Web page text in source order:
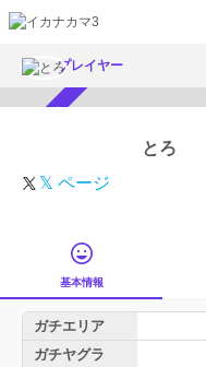
プレイヤー
とろ
𝕏 ページ
基本情報
ガチエリア
ガチヤグラ